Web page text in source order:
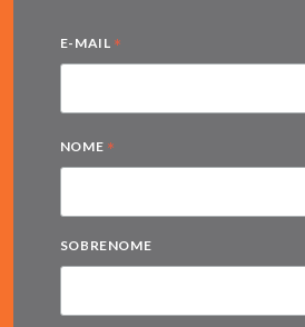
E-MAIL *
NOME *
SOBRENOME